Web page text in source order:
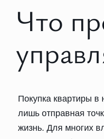
Что
Покупка квартиры в
лишь отправная
жизнь. Для многих